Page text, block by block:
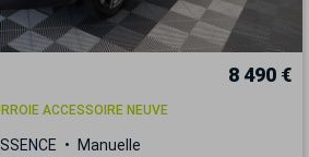
8 490 €
ACCESSOIRE NEUVE
Manuelle